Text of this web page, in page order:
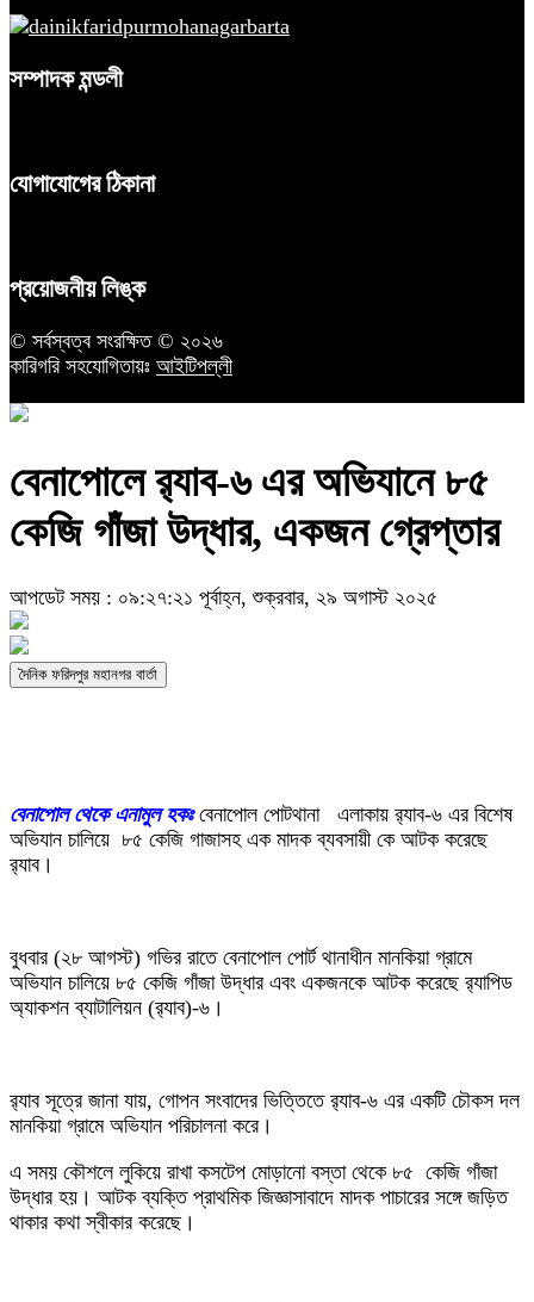
সম্পাদক মন্ডলী
যোগাযোগের ঠিকানা
প্রয়োজনীয় লিঙ্ক
© সর্বস্বত্ব সংরক্ষিত © ২০২৬
কারিগরি সহযোগিতায়ঃ আইটিপল্লী
বেনাপোলে র‌্যাব-৬ এর অভিযানে ৮৫
কেজি গাঁজা উদ্ধার, একজন গ্রেপ্তার
আপডেট সময় : ০৯:২৭:২১ পূর্বাহ্ন, শুক্রবার, ২৯ অগাস্ট ২০২৫
দৈনিক ফরিদপুর মহানগর বার্তা
বেনাপোল থেকে এনামুল হকঃবেনাপোল পোটথানা এলাকায় র‌্যাব-৬ এর বিশেষ
অভিযান চালিয়ে ৮৫ কেজি গাজাসহ এক মাদক ব্যবসায়ী কে আটক করেছে
র‌্যাব।
বুধবার (২৮ আগস্ট) গভির রাতে বেনাপোল পোর্ট থানাধীন মানকিয়া গ্রামে
অভিযান চালিয়ে ৮৫ কেজি গাঁজা উদ্ধার এবং একজনকে আটক করেছে র‌্যাপিড
অ্যাকশন ব্যাটালিয়ন (র‌্যাব)-৬।
র‌্যাব সূত্রে জানা যায়, গোপন সংবাদের ভিত্তিতে র‌্যাব-৬ এর একটি চৌকস দল
মানকিয়া গ্রামে অভিযান পরিচালনা করে।
এ সময় কৌশলে লুকিয়ে রাখা কসটেপ মোড়ানো বস্তা থেকে ৮৫ কেজি গাঁজা
উদ্ধার হয়। আটক ব্যক্তি প্রাথমিক জিজ্ঞাসাবাদে মাদক পাচারের সঙ্গে জড়িত
থাকার কথা স্বীকার করেছে।